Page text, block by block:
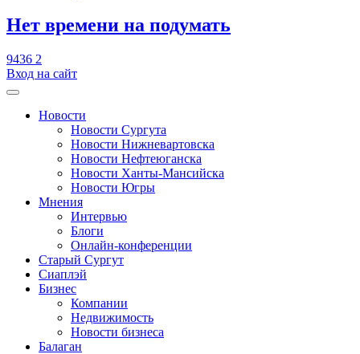
​Нет времени на подумать
9436 2
Вход на сайт
Новости
Новости Сургута
Новости Нижневартовска
Новости Нефтеюганска
Новости Ханты-Мансийска
Новости Югры
Мнения
Интервью
Блоги
Онлайн-конференции
Старый Сургут
Сиаплэй
Бизнес
Компании
Недвижимость
Новости бизнеса
Балаган